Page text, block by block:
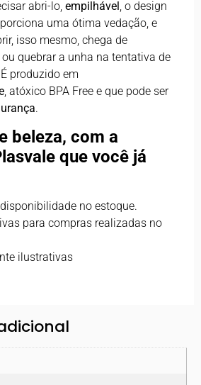
abri-lo, empilhável, o design
uma ótima vedação, e
isso mesmo, chega de
quebrar a unha na tentativa de
produzido em
, atóxico BPA Free e que pode ser
.
beleza, com a
que você já
no estoque.
para compras realizadas no
ilustrativas